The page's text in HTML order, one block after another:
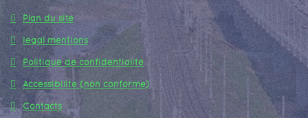
Plan du site
legal mentions
Politique de confidentialité
Accessibilité (non conforme)
Contacts